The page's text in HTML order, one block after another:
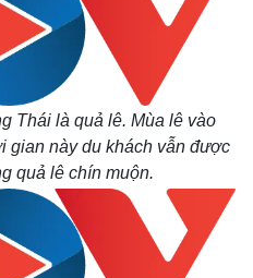
Thái là quả lê. Mùa lê vào
gian này du khách vẫn được
quả lê chín muộn.